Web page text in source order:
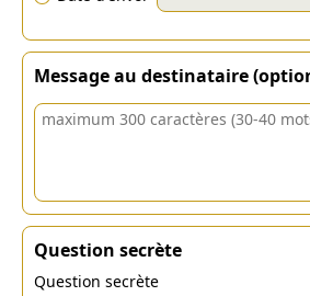
Message au destinataire
Question secrète
Question secrète